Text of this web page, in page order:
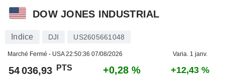
DOW JONES INDUSTRIAL
Indice DJI US2605661048
Marché Fermé - USA22:50:36 07/08/2026 Varia. 1 janv.
54 036,93 PTS +0,28 % +12,43 %